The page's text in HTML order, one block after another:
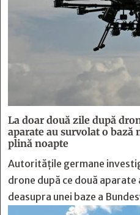
La doar două zile după
aparate au survolat o
plină noapte
Autoritățile germane
drone după ce două
deasupra unei baze a